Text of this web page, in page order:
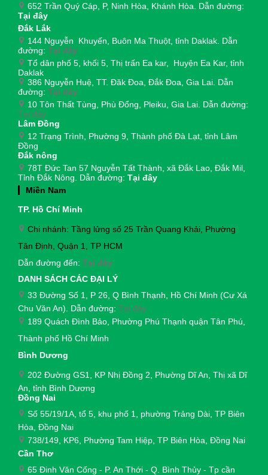
652 Trần Quý Cáp, P, Ninh Hòa, Khánh Hòa. Dẫn đường:
Tại đây
Đắk Lắk
144 Nguyễn Khuyến, Buôn Ma Thuột, tỉnh Daklak. Dẫn
đường: Tại đây
Tổ dân phố 5, khối 5, Thị trấn Ea kar, Huyện Ea Kar, tỉnh
Daklak
386 Nguyễn Huệ, TT. Đăk Đoa, Đắk Đoa, Gia Lai. Dẫn
đường: Tại đây
10 Tôn Thất Tùng, Phù Đổng, Pleiku, Gia Lai. Dẫn đường:
Tại đây
Lâm Đồng
12 Trạng Trình, Phường 9, Thành phố Đà Lạt, tỉnh Lâm
Đồng
Đắk nông
78T Đức Tan 57 Nguyễn Tất Thành, xã Đắk Lao, Đắk Mil,
Tỉnh Đắk Nông. Dẫn đường: Tại đây
Miền Nam
TP. Hồ Chí Minh
Chi nhánh: Tầng lửng số 25 Trần Quang Khải, Phường
Tân Định, Quận 1, TP HCM
Dẫn đường đến: Tại đây
DANH SÁCH CÁC ĐẠI LÝ
33 Đường Số 1, P 26, Q Bình Thạnh, Hồ Chí Minh (Cư Xá
Chu Văn An). Dẫn đường: Tại đây
189 Quách Đình Bảo, Phường Phú Thạnh quận Tân Phú,
Thành phố Hồ Chí Minh
Bình Dương
202 Đường GS1, KP Nhị Đồng 2, Phường Dĩ An, Thị xã Dĩ
An, tỉnh Bình Dương
Đồng Nai
Số 55/19/1A, tổ 5, khu phố 1, phường Trảng Dài, TP Biên
Hòa, Đồng Nai
738/149, KP6, Phường Tam Hiệp, TP Biên Hòa, Đồng Nai
Cần Thơ
65 Đinh Văn Cống - P. An Thới - Q. Bình Thủy - Tp cần